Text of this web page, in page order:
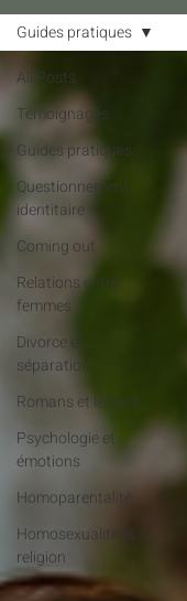
All Posts
Témoignages
Guides pratiques
Questionnement
identitaire
Coming out
Relations entre
femmes
Divorce et
séparation
Romans et lecture
Psychologie et
émotions
Homoparentalité
Homosexualité et
religion
Guides pratiques